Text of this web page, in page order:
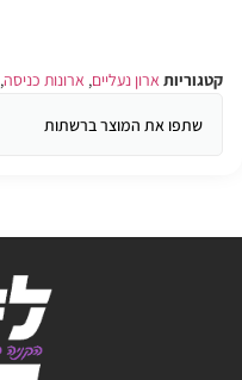
קטגוריות ארון נעליים, ארונות כניסה,
שתפו את המוצר ברשתות